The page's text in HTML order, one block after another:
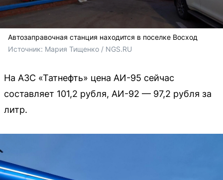
Автозаправочная станция находится в поселке Восход
Источник: Мария Тищенко / NGS.RU
На АЗС «Татнефть» цена АИ-95 сейчас
составляет 101,2 рубля, АИ-92 — 97,2 рубля за
литр.